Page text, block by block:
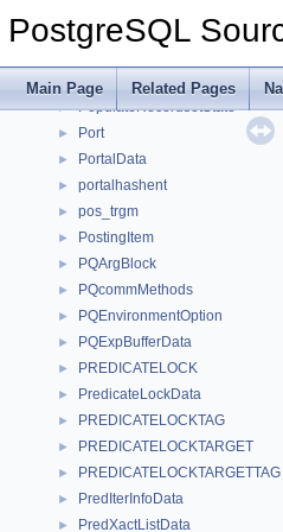
PostgreSQL
Main Page Related Pages
► PopulateArrayContext
► PopulateRecordCache
► PopulateRecordsetState
► Port
► PortalData
► portalhashent
► pos_trgm
► PostingItem
► PQArgBlock
► PQcommMethods
► PQEnvironmentOption
► PQExpBufferData
► PREDICATELOCK
► PredicateLockData
► PREDICATELOCKTAG
► PREDICATELOCKTARGET
► PREDICATELOCKTARGETTAG
► PredIterInfoData
► PredXactListData